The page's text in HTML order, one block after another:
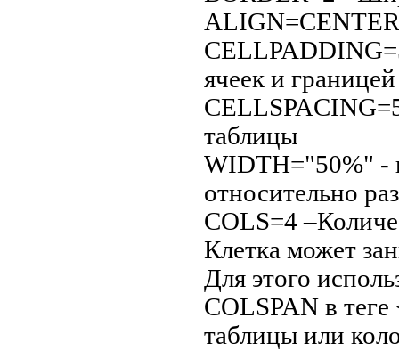
ALIGN=CENTER
ячеек и
таблицы
WIDTH="50%" -
относительно
COLS=4
Клетка может
Для этого
COLSPAN в
таблицы или